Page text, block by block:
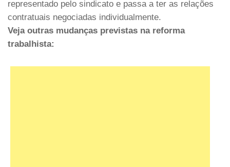
representado pelo sindicato e passa a ter as relações
contratuais negociadas individualmente.
Veja outras mudanças previstas na reforma
trabalhista: